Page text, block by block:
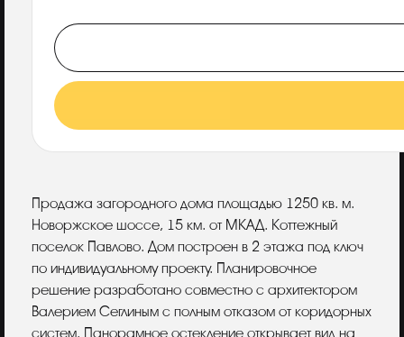
Описание
Продажа загородного дома площадью 1250 кв. м.
Новоржское шоссе, 15 км. от МКАД. Коттежный
поселок Павлово. Дом построен в 2 этажа под ключ
по индивидуальному проекту. Планировочное
решение разработано совместно с архитектором
Валерием Сеглиным с полным отказом от коридорных
систем. Панорамное остекление открывает вид на